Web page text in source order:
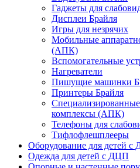
Гаджеты для
Дисплеи Брайля
Игры для незрячих
Мобильные
(АПК)
Вспомогательные
Нагреватели
Пишущие машинки
Принтеры Брайля
комплексы (АПК)
Телефоны для
Тифлофлешплееры
Оборудование для детей
Одежда для детей с ДЦП